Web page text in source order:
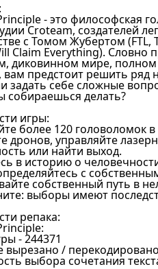
- это философская
Croteam, создателей
с Томом Жубертом
Claim Everything). Словно
диковинном мире,
вам предстоит решить ряд
задать себе сложные
собираешься делать?
игры:
более 120 головоломок
дронов, управляйте
или найти выход.
в историю о
с
собственный путь в
выборы имеют
репака:
- 244371
вырезано / перекодировано
выбора сочетания